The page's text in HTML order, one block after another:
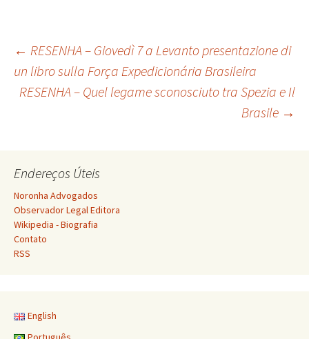
Navegação
de
← RESENHA – Giovedì 7 a Levanto presentazione di
un libro sulla Força Expedicionária Brasileira
RESENHA – Quel legame sconosciuto tra Spezia e Il
Brasile →
Endereços Úteis
Noronha Advogados
Observador Legal Editora
Wikipedia - Biografia
Contato
RSS
English